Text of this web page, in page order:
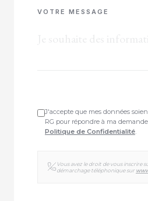
VOTRE MESSAGE
J'accepte que mes données
RG pour répondre à ma
Politique de Confidentialité.
Vous avez le droit de vous inscrire
démarchage téléphonique sur